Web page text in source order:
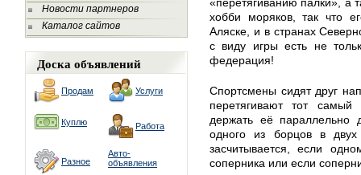
Новости партнеров
Каталог сайтов
Доска объявлений
Продам Услуги
Куплю Работа
Разное
Авто-
объявления
хобби моряков, так что
Аляске, и в странах
с виду игры есть не
федерация!
Спортсмены сидят друг
перетягивают тот
держать её параллельно
одного из борцов в
засчитывается, если
соперника или если